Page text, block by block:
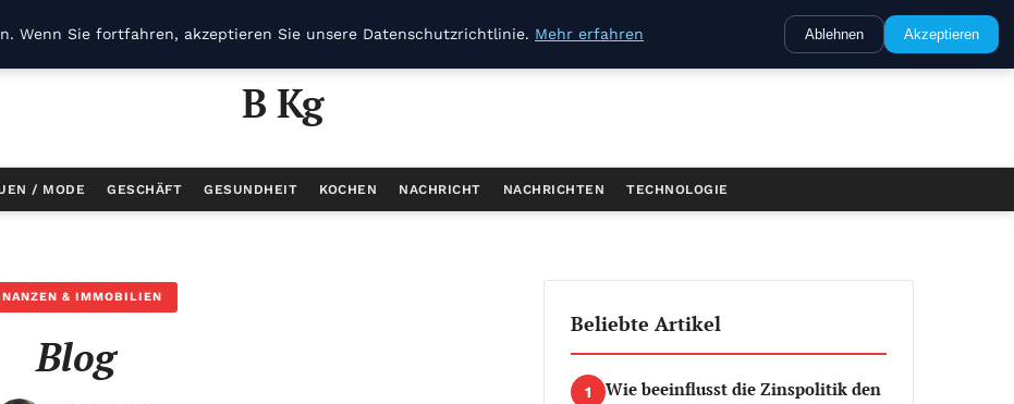
B Kg
/ MODE GESCHÄFT GESUNDHEIT KOCHEN NACHRICHT NACHRICHTEN TECHNOLOGIE
& IMMOBILIEN
Blog
Beliebte Artikel
1
Wie beeinflusst die Zinspolitik den
Wenn Sie fortfahren, akzeptieren Sie unsere Datenschutzrichtlinie. Mehr erfahren Ablehnen Akzeptieren